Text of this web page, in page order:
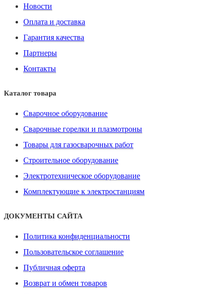
Новости
Оплата и доставка
Гарантия качества
Партнеры
Контакты
Каталог товара
Сварочное оборудование
Сварочные горелки и плазмотроны
Товары для газосварочных работ
Строительное оборудование
Электротехническое оборудование
Комплектующие к электростанциям
ДОКУМЕНТЫ САЙТА
Политика конфиденциальности
Пользовательское соглашение
Публичная оферта
Возврат и обмен товаров